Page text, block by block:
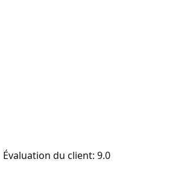
Évaluation du client: 9.0